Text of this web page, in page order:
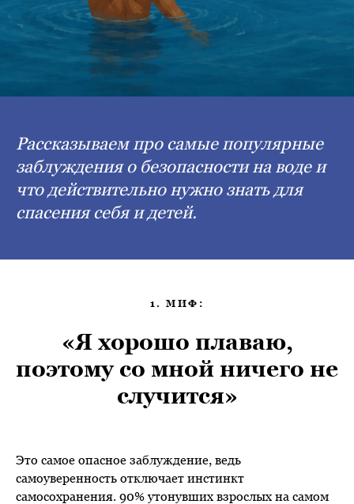
Рассказываем про самые популярные
заблуждения о безопасности на воде и
что действительно нужно знать для
спасения себя и детей.
1. МИФ:
«Я хорошо плаваю,
поэтому со мной ничего не
случится»
Это самое опасное заблуждение, ведь
самоуверенность отключает инстинкт
самосохранения. 90% утонувших взрослых на самом